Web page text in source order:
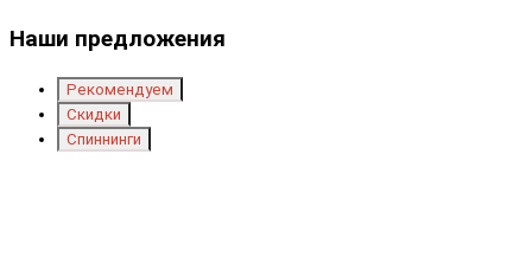
Наши предложения
Рекомендуем
Скидки
Спиннинги